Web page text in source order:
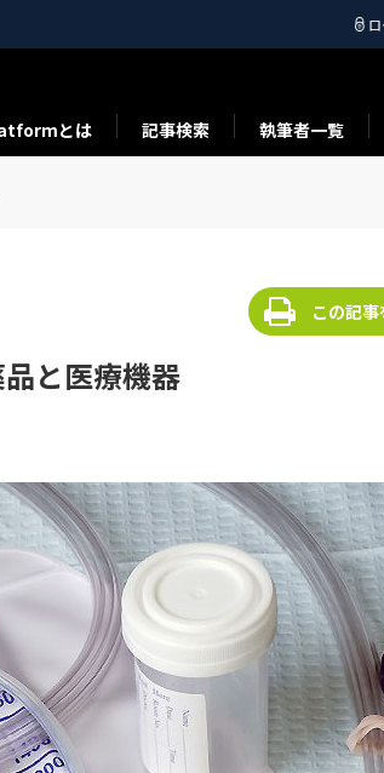
とは 記事検索 執筆者一覧
と医療機器
この記